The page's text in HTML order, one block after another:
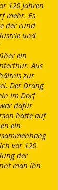
120 Jahren
mehr. Es
der rund
und
ein
Aus
zur
Der Drang
im Dorf
dafür
hatte auf
ein
vor 120
der
man ihn